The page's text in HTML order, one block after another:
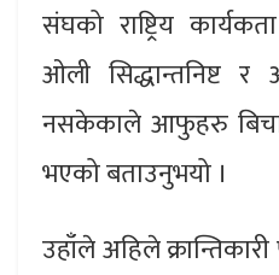
संघको राष्ट्रिय
ओली सिद्धान्तनिष्ट र
नसकेकाले आफुहरु
भएको बताउनुभयो ।
उहाँले अहिले क्रान्तिकारी